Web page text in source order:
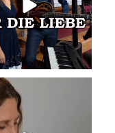
30 0
Kennenlernen vor 15
Jahren
Vor 15